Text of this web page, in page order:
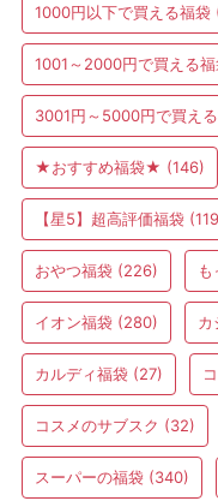
1000円以下で買える福袋
1001～2000円で買える
3001円～5000円で買え
★おすすめ福袋★ (146)
【星5】超高評価福袋
おやつ福袋 (226)
イオン福袋 (280) カ
カルディ福袋 (27)
コスメのサブスク (32)
スーパーの福袋 (340)